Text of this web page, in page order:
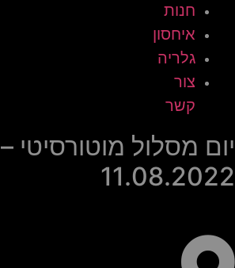
חנות
איחסון
גלריה
צור
קשר
יום מסלול מוטורסיטי –
11.08.2022